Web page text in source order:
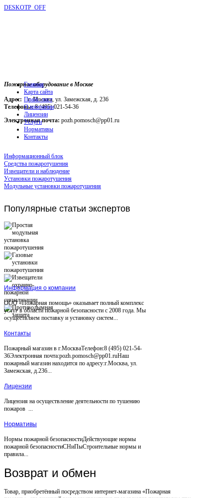
DESKOTP_OFF
Пожарное оборудование в Москве
Адрес: г. Москва, ул. Замежская, д. 236
Телефоны:8 (495) 021-54-36
Электронная почта: pozh.pomosch@pp01.ru
Главная
Карта сайта
Прайс-лист
О компании
Лицензии
Услуги
Нормативы
Контакты
Информационный блок
Средства пожаротушения
Извещатели и наблюдение
Установки пожаротушения
Модульные установки пожаротушения
Популярные статьи экспертов
Информация о компании
ООО «Пожарная помощь» оказывает полный комплекс
услуг в области пожарной безопасности с 2008 года. Мы
осуществляем поставку и установку систем...
Контакты
Пожарный магазин в г.МоскваТелефон:8 (495) 021-54-
36Электронная почта:pozh.pomosch@pp01.ruНаш
пожарный магазин находится по адресу:г.Москва, ул.
Замежская, д.236...
Лицензии
Лицензия на осуществление деятельности по тушению
пожаров ...
Нормативы
Нормы пожарной безопасностиДействующие нормы
пожарной безопасностиСНиПыСтроительные нормы и
правила...
Возврат и обмен
Товар, приобретённый посредством интернет-магазина «Пожарная